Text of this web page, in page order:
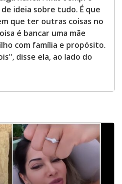
ideia sobre tudo. É que
que ter outras coisas no
é bancar uma mãe
com família e propósito.
disse ela, ao lado do